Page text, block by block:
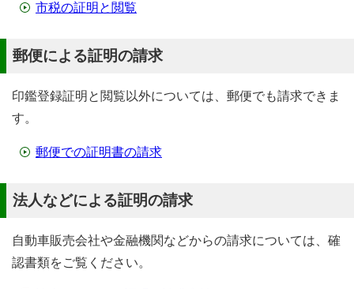
市税の証明と閲覧
郵便による証明の請求
印鑑登録証明と閲覧以外については、郵便でも請求できま
す。
郵便での証明書の請求
法人などによる証明の請求
自動車販売会社や金融機関などからの請求については、確
認書類をご覧ください。